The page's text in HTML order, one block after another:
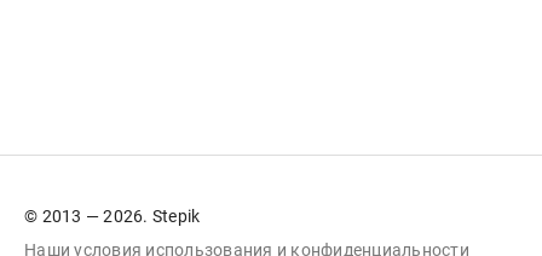
© 2013 — 2026. Stepik
Наши условия использования и конфиденциальности